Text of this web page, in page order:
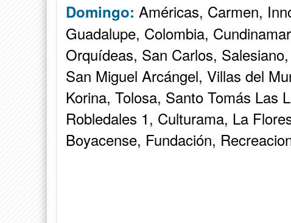
Domingo: Américas, Carmen,
Guadalupe, Colombia,
Orquídeas, San Carlos,
San Miguel Arcángel, Villas del
Korina, Tolosa, Santo Tomás Las
Robledales 1, Culturama, La
Boyacense, Fundación,